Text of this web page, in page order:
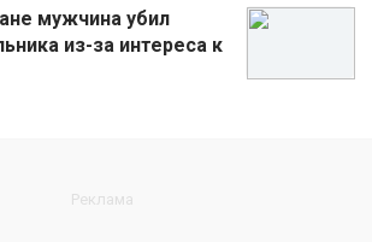
мужчина убил
из-за интереса к